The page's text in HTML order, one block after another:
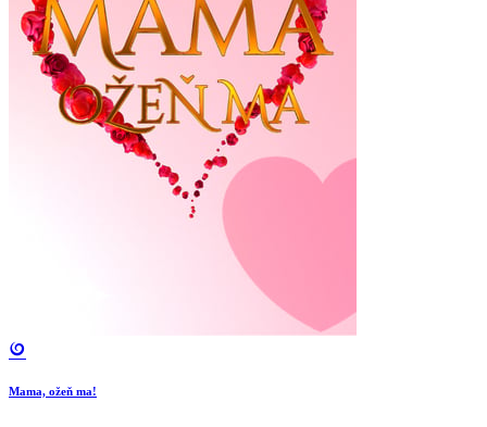
Mama, ožeň ma!